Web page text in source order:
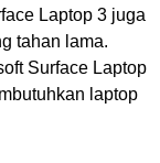
Laptop 3 juga
tahan lama.
Surface Laptop
laptop